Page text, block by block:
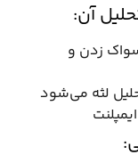
زدن و
لثه می‌شود